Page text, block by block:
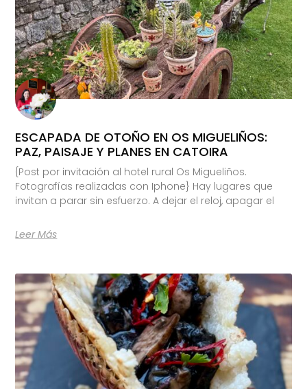
ESCAPADA DE OTOÑO EN OS MIGUELIÑOS:
PAZ, PAISAJE Y PLANES EN CATOIRA
{Post por invitación al hotel rural Os Migueliños.
Fotografías realizadas con Iphone} Hay lugares que
invitan a parar sin esfuerzo. A dejar el reloj, apagar el
Leer Más